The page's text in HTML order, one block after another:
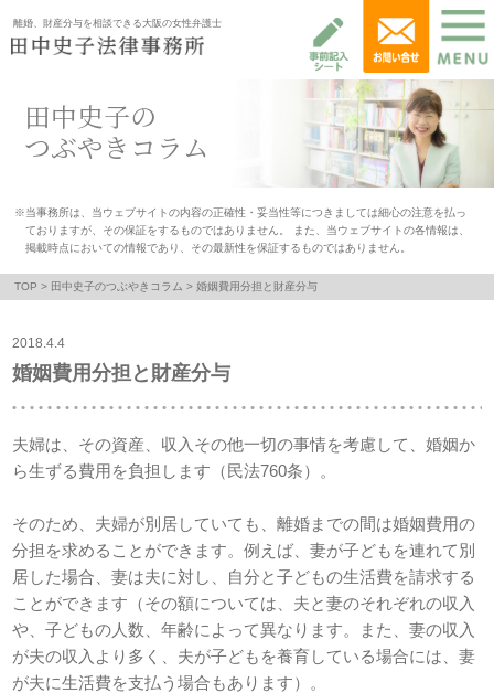
離婚、財産分与を相談できる大阪の女性弁護士
田中史子の
つぶやきコラム
※当事務所は、当ウェブサイトの内容の正確性・妥当性等につきましては細心の注意を払っ
ておりますが、その保証をするものではありません。 また、当ウェブサイトの各情報は、
掲載時点においての情報であり、その最新性を保証するものではありません。
TOP > 田中史子のつぶやきコラム > 婚姻費用分担と財産分与
2018.4.4
婚姻費用分担と財産分与
夫婦は、その資産、収入その他一切の事情を考慮して、婚姻か
ら生ずる費用を負担します（民法760条）。
そのため、夫婦が別居していても、離婚までの間は婚姻費用の
分担を求めることができます。例えば、妻が子どもを連れて別
居した場合、妻は夫に対し、自分と子どもの生活費を請求する
ことができます（その額については、夫と妻のそれぞれの収入
や、子どもの人数、年齢によって異なります。また、妻の収入
が夫の収入より多く、夫が子どもを養育している場合には、妻
が夫に生活費を支払う場合もあります）。